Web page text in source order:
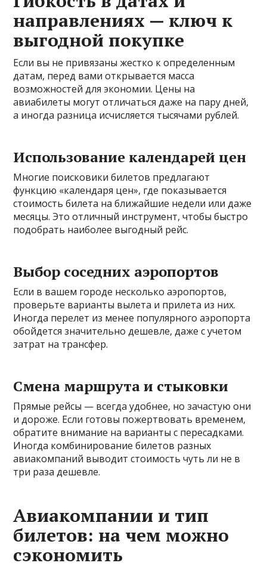
направлениях — ключ к
выгодной покупке
Если вы не привязаны жестко к определенным
датам, перед вами открывается масса
возможностей для экономии. Цены на
авиабилеты могут отличаться даже на пару дней,
а иногда разница исчисляется тысячами рублей.
Использование календарей цен
Многие поисковики билетов предлагают
функцию «календаря цен», где показывается
стоимость билета на ближайшие недели или даже
месяцы. Это отличный инструмент, чтобы быстро
подобрать наиболее выгодный рейс.
Выбор соседних аэропортов
Если в вашем городе несколько аэропортов,
проверьте варианты вылета и прилета из них.
Иногда перелет из менее популярного аэропорта
обойдется значительно дешевле, даже с учетом
затрат на трансфер.
Смена маршрута и стыковки
Прямые рейсы — всегда удобнее, но зачастую они
и дороже. Если готовы пожертвовать временем,
обратите внимание на варианты с пересадками.
Иногда комбинирование билетов разных
авиакомпаний выводит стоимость чуть ли не в
три раза дешевле.
Авиакомпании и тип
билетов: на чем можно
сэкономить